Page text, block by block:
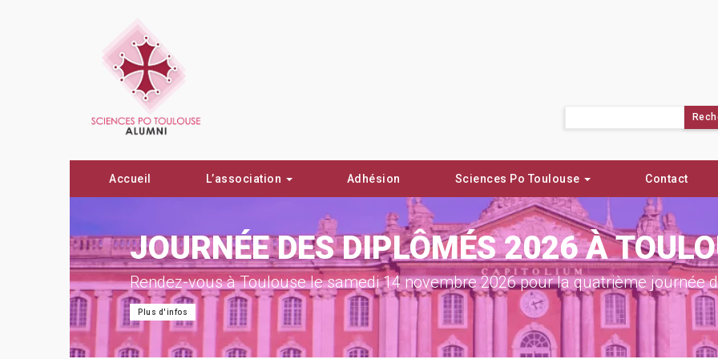
Accueil L’association Adhésion Sciences Po Toulouse Contact
JOURNÉE DES DIPLÔMÉS 2026 À
Rendez-vous à Toulouse le samedi 14 novembre 2026 pour la quatrième journée
Plus d'infos